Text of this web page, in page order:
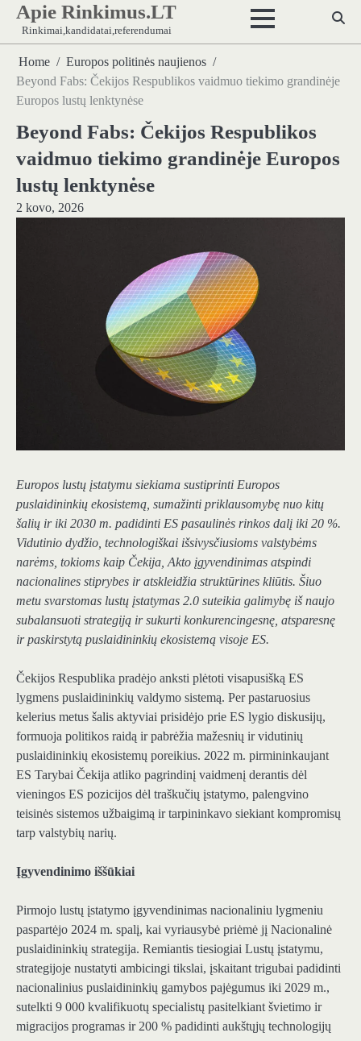
Skip
content
Apie Rinkimus.LT
Rinkimai,kandidatai,referendumai
Home
Europos politinės naujienos
Beyond Fabs: Čekijos Respublikos vaidmuo tiekimo grandinėje
Europos lustų lenktynėse
Beyond Fabs: Čekijos Respublikos
vaidmuo tiekimo grandinėje Europos
lustų lenktynėse
2 kovo, 2026
Europos lustų įstatymu siekiama sustiprinti Europos
puslaidininkių ekosistemą, sumažinti priklausomybę nuo kitų
šalių ir iki 2030 m. padidinti ES pasaulinės rinkos dalį iki 20 %.
Vidutinio dydžio, technologiškai išsivysčiusioms valstybėms
narėms, tokioms kaip Čekija, Akto įgyvendinimas atspindi
nacionalines stiprybes ir atskleidžia struktūrines kliūtis. Šiuo
metu svarstomas lustų įstatymas 2.0 suteikia galimybę iš naujo
subalansuoti strategiją ir sukurti konkurencingesnę, atsparesnę
ir paskirstytą puslaidininkių ekosistemą visoje ES.
Čekijos Respublika pradėjo anksti plėtoti visapusišką ES
lygmens puslaidininkių valdymo sistemą. Per pastaruosius
kelerius metus šalis aktyviai prisidėjo prie ES lygio diskusijų,
formuoja politikos raidą ir pabrėžia mažesnių ir vidutinių
puslaidininkių ekosistemų poreikius. 2022 m. pirmininkaujant
ES Tarybai Čekija atliko pagrindinį vaidmenį derantis dėl
vieningos ES pozicijos dėl traškučių įstatymo, palengvino
teisinės sistemos užbaigimą ir tarpininkavo siekiant kompromisų
tarp valstybių narių.
Įgyvendinimo iššūkiai
Pirmojo lustų įstatymo įgyvendinimas nacionaliniu lygmeniu
paspartėjo 2024 m. spalį, kai vyriausybė priėmė jį Nacionalinė
puslaidininkių strategija. Remiantis tiesiogiai Lustų įstatymu,
strategijoje nustatyti ambicingi tikslai, įskaitant trigubai padidinti
nacionalinius puslaidininkių gamybos pajėgumus iki 2029 m.,
sutelkti 9 000 kvalifikuotų specialistų pasitelkiant švietimo ir
migracijos programas ir 200 % padidinti aukštųjų technologijų